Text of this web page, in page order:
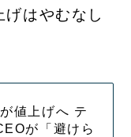
はやむなし
値上げへ テ
が「避けら